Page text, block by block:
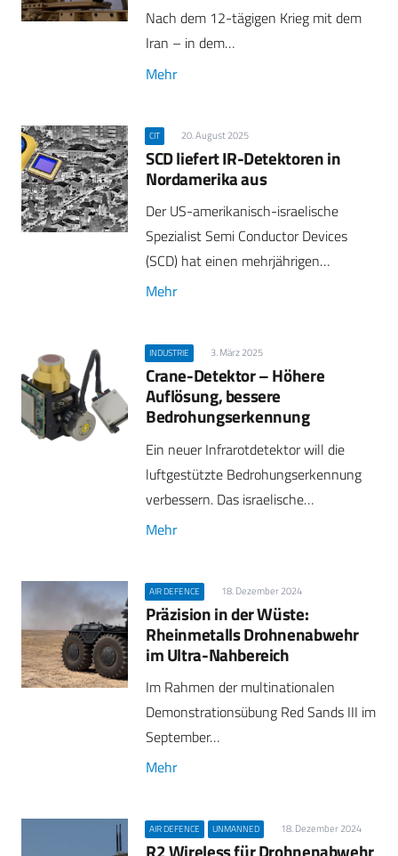
Nach dem 12-tägigen Krieg mit dem
Iran – in dem…
Mehr
CIT 20. August 2025
SCD liefert IR-Detektoren in
Nordamerika aus
Der US-amerikanisch-israelische
Spezialist Semi Conductor Devices
(SCD) hat einen mehrjährigen…
Mehr
INDUSTRIE 3. März 2025
Crane-Detektor – Höhere
Auflösung, bessere
Bedrohungserkennung
Ein neuer Infrarotdetektor will die
luftgestützte Bedrohungserkennung
verbessern. Das israelische…
Mehr
AIR DEFENCE 18. Dezember 2024
Präzision in der Wüste:
Rheinmetalls Drohnenabwehr
im Ultra-Nahbereich
Im Rahmen der multinationalen
Demonstrationsübung Red Sands III im
September…
Mehr
AIR DEFENCE UNMANNED 18. Dezember 2024